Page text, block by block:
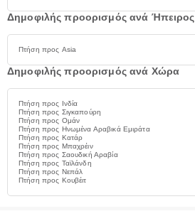
Δημοφιλής προορισμός ανά Ήπειρος
Πτήση προς Asia
Δημοφιλής προορισμός ανά Χώρα
Πτήση προς Ινδία
Πτήση προς Σιγκαπούρη
Πτήση προς Ομάν
Πτήση προς Ηνωμένα Αραβικά Εμιράτα
Πτήση προς Κατάρ
Πτήση προς Μπαχρέιν
Πτήση προς Σαουδική Αραβία
Πτήση προς Ταϊλάνδη
Πτήση προς Νεπάλ
Πτήση προς Κουβέιτ